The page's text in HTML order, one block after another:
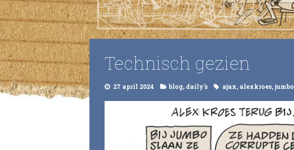
Technisch gezien
27 april 2024 blog, daily's ajax, alexkroes,jumbo